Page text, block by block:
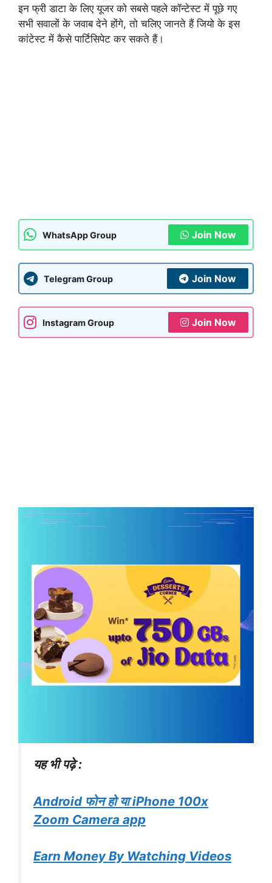
इन फ्री डाटा के लिए यूजर को सबसे पहले कॉन्टेस्ट में पूछे गए
सभी सवालों के जवाब देने होंगे, तो चलिए जानते हैं जियो के इस
कांटेस्ट में कैसे पार्टिसिपेट कर सकते हैं।
WhatsApp Group Join Now
Telegram Group Join Now
Instagram Group Join Now
यह भी पढ़े :
Android फोन हो या iPhone 100x
Zoom Camera app
Earn Money By Watching Videos